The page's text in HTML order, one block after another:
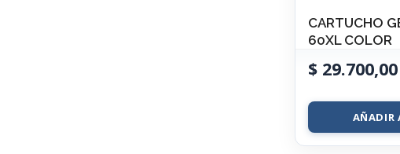
CARTUCHO
60XL COLOR
$ 29.700,00
AÑADIR